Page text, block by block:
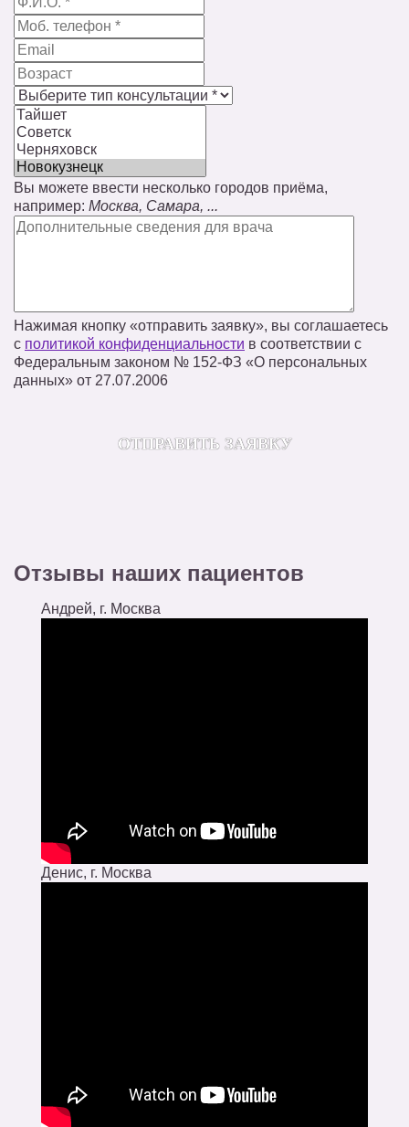
Вы можете ввести несколько городов приёма,
например: Москва, Самара, ...
Нажимая кнопку «отправить заявку», вы соглашаетесь
с политикой конфиденциальности в соответствии с
Федеральным законом № 152‑ФЗ «О персональных
данных» от 27.07.2006
Отзывы наших пациентов
Андрей, г. Москва
Денис, г. Москва